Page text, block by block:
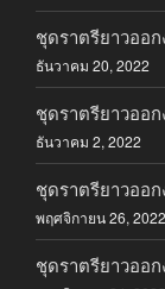
ชุดราตรียาวออ
ธันวาคม 20, 2022
ชุดราตรียาวออ
ธันวาคม 2, 2022
ชุดราตรียาวออ
พฤศจิกายน 26, 2022
ชุดราตรียาวออ